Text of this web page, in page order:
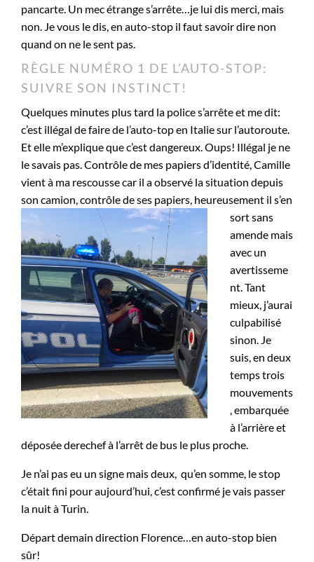
pancarte. Un mec étrange s’arrête…je lui dis merci, mais
non. Je vous le dis, en auto-stop il faut savoir dire non
quand on ne le sent pas.
RÈGLE NUMÉRO 1 DE L’AUTO-STOP:
SUIVRE SON INSTINCT!
Quelques minutes plus tard la police s’arrête et me dit:
c’est illégal de faire de l’auto-top en Italie sur l’autoroute.
Et elle m’explique que c’est dangereux. Oups! Illégal je ne
le savais pas. Contrôle de mes papiers d’identité, Camille
vient à ma rescousse car il a observé la situation depuis
son camion, contrôlede ses papiers, heureusement il s’en
sort sans
amende mais
avec un
avertisseme
nt. Tant
mieux, j’aurai
culpabilisé
sinon. Je
suis, en deux
temps trois
mouvements
, embarquée
à l’arrière et
déposée derechef à l’arrêt de bus le plus proche.
Je n’ai pas eu un signe mais deux, qu’en somme, le stop
c’était fini pour aujourd’hui, c’est confirmé je vais passer
la nuit à Turin.
Départ demain direction Florence…en auto-stop bien
sûr!